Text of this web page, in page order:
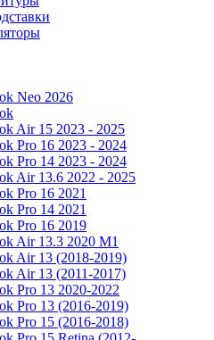
Neo 2026
Air 15 2023 - 2025
Pro 16 2023 - 2024
Pro 14 2023 - 2024
Air 13.6 2022 - 2025
Pro 16 2021
Pro 14 2021
Pro 16 2019
Air 13.3 2020 M1
Air 13 (2018-2019)
Air 13 (2011-2017)
Pro 13 2020-2022
Pro 13 (2016-2019)
Pro 15 (2016-2018)